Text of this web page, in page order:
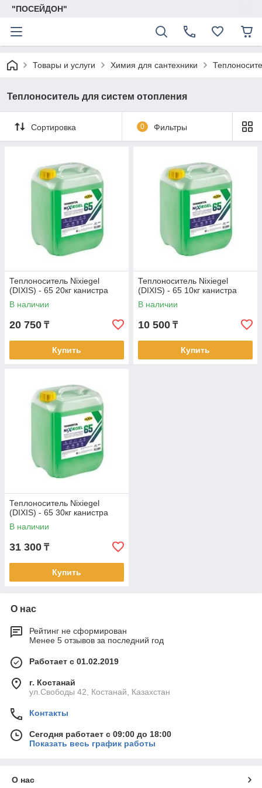
"ПОСЕЙДОН"
Товары и услуги Химия для сантехники
Теплоноситель для систем отопления
Сортировка 0 Фильтры
Теплоноситель Nixiegel
(DIXIS) - 65 20кг канистра
В наличии
20 750 ₸
Купить
Теплоноситель Nixiegel
(DIXIS) - 65 10кг канистра
В наличии
10 500 ₸
Купить
Теплоноситель Nixiegel
(DIXIS) - 65 30кг канистра
В наличии
31 300 ₸
Купить
О нас
Рейтинг не сформирован
Менее 5 отзывов за последний год
Работает с 01.02.2019
г. Костанай
ул.Свободы 42, Костанай, Казахстан
Контакты
Сегодня работает с 09:00 до 18:00
Показать весь график работы
О нас